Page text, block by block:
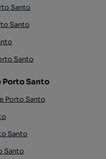
Santo
Santo
Santo
Porto Santo
Porto Santo
Santo
Santo